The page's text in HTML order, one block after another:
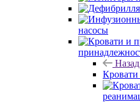
насосы
Назад